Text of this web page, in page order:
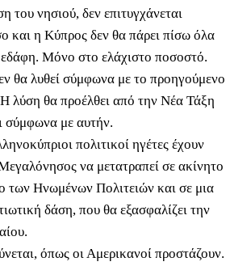
του νησιού, δεν επιτυγχάνεται
και η Κύπρος δεν θα πάρει πίσω όλα
Μόνο στο ελάχιστο ποσοστό.
θα λυθεί σύμφωνα με το προηγούμενο
Η λύση θα προέλθει από την Νέα Τάξη
σύμφωνα με αυτήν.
πολιτικοί ηγέτες έχουν
να μετατραπεί σε ακίνητο
των Ηνωμένων Πολιτειών και σε μια
δάση, που θα εξασφαλίζει την
όπως οι Αμερικανοί προστάζουν.